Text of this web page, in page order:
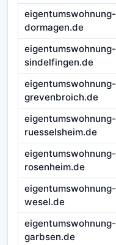
eigentumswohnung-
dormagen.de
eigentumswohnung-
sindelfingen.de
eigentumswohnung-
grevenbroich.de
eigentumswohnung-
ruesselsheim.de
eigentumswohnung-
rosenheim.de
eigentumswohnung-
wesel.de
eigentumswohnung-
garbsen.de